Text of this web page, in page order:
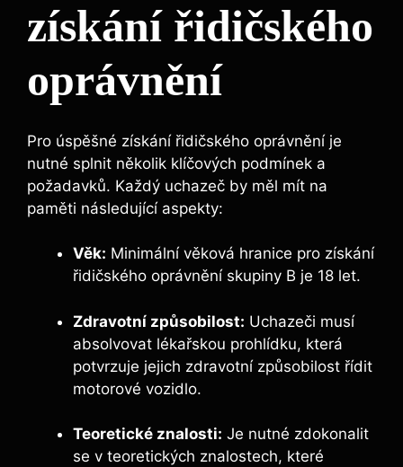
získání řidičského
oprávnění
Pro úspěšné získání řidičského oprávnění je
nutné splnit několik klíčových podmínek a
požadavků. Každý‍ uchazeč by měl mít na
paměti následující⁢ aspekty:
Věk: Minimální věková hranice pro získání
řidičského⁤ oprávnění ⁤skupiny B je 18 let.
Zdravotní způsobilost: Uchazeči musí
absolvovat lékařskou prohlídku, která​
potvrzuje jejich zdravotní způsobilost řídit
‍motorové⁣ vozidlo.
Teoretické znalosti: Je nutné zdokonalit
se v teoretických znalostech, které